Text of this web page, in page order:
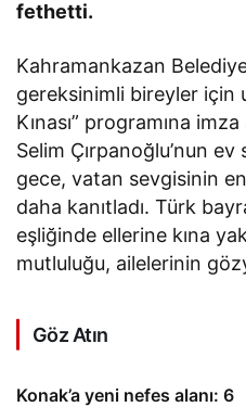
fethetti.
Kahramankazan
gereksinimli bireyler için
Kınası” programına
Selim Çırpanoğlu’nun
gece, vatan sevgisinin
daha kanıtladı. Türk
eşliğinde ellerine kına
mutluluğu, ailelerinin
Göz Atın
Konak’a yeni nefes alanı: 6